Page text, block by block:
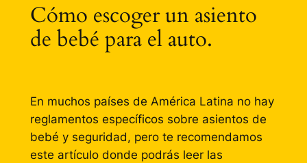
Cómo escoger un asiento
de bebé para el auto.
En muchos países de América Latina no hay
reglamentos específicos sobre asientos de
bebé y seguridad, pero te recomendamos
este artículo donde podrás leer las